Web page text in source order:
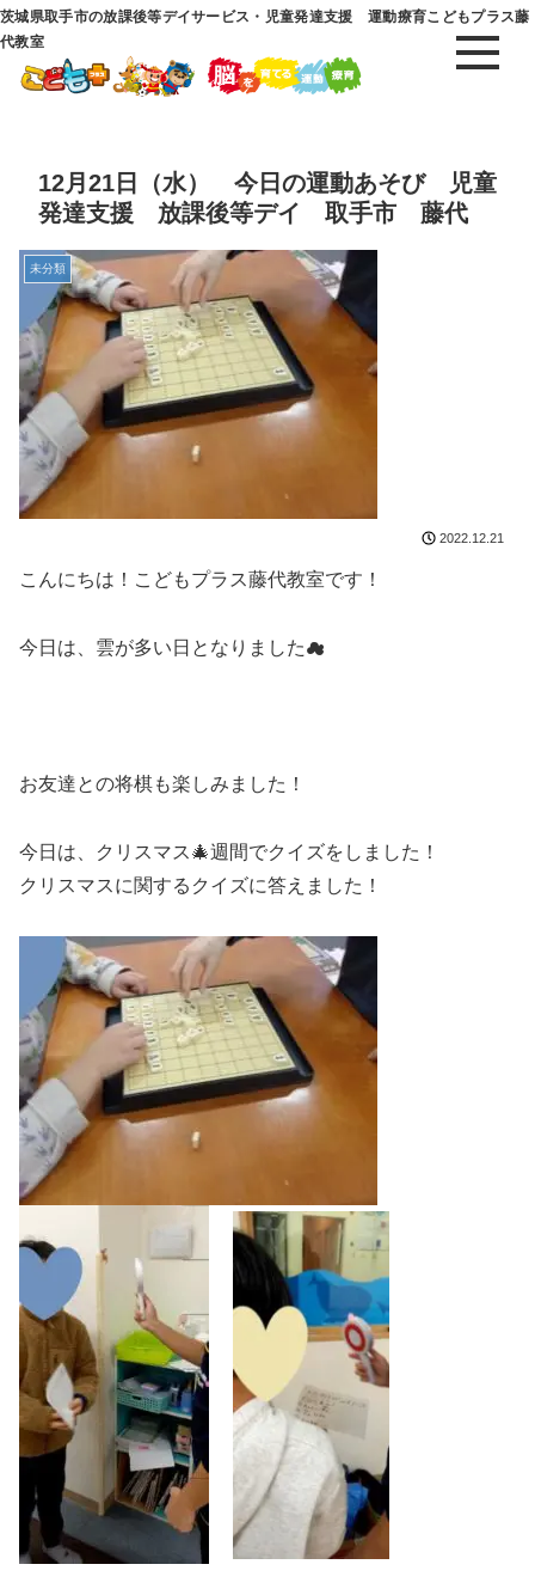
茨城県取手市の放課後等デイサービス・児童発達支援 運動療育こどもプラス藤
代教室
12月21日（水） 今日の運動あそび 児童
発達支援 放課後等デイ 取手市 藤代
未分類
2022.12.21
こんにちは！こどもプラス藤代教室です！
今日は、雲が多い日となりました☁
お友達との将棋も楽しみました！
今日は、クリスマス🎄週間でクイズをしました！
クリスマスに関するクイズに答えました！